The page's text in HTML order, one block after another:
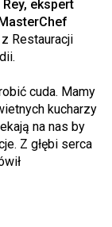
Rey, ekspert
Restauracji
cuda. Mamy
kucharzy
na nas by
Z głębi serca